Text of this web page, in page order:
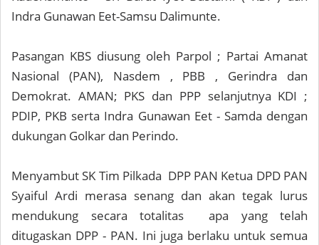
Indra Gunawan Eet-Samsu Dalimunte.
Pasangan KBS diusung oleh Parpol ; Partai Amanat
Nasional (PAN), Nasdem , PBB , Gerindra dan
Demokrat. AMAN; PKS dan PPP selanjutnya KDI ;
PDIP, PKB serta Indra Gunawan Eet - Samda dengan
dukungan Golkar dan Perindo.
Menyambut SK Tim Pilkada DPP PAN Ketua DPD PAN
Syaiful Ardi merasa senang dan akan tegak lurus
mendukung secara totalitas apa yang telah
ditugaskan DPP - PAN. Ini juga berlaku untuk semua